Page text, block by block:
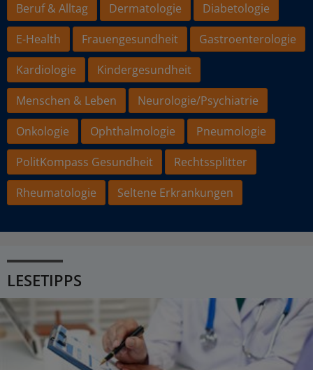
Beruf & Alltag
Dermatologie
Diabetologie
E-Health
Frauengesundheit
Gastroenterologie
Kardiologie
Kindergesundheit
Menschen & Leben
Neurologie/Psychiatrie
Onkologie
Ophthalmologie
Pneumologie
PolitKompass Gesundheit
Rechtssplitter
Rheumatologie
Seltene Erkrankungen
LESETIPPS